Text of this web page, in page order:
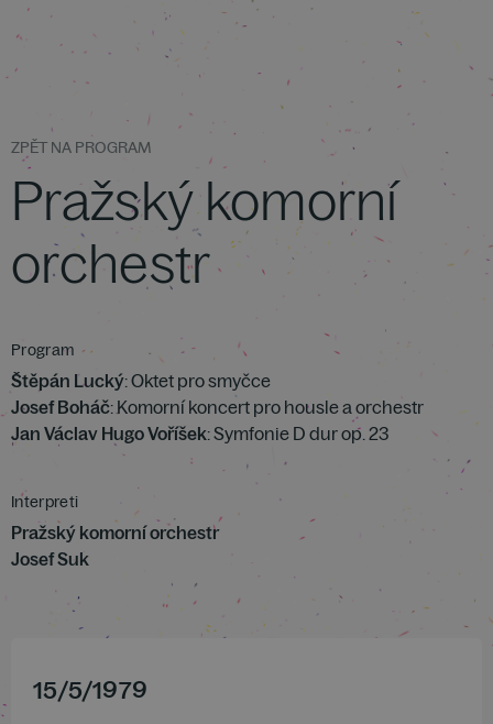
ZPĚT NA PROGRAM
Pražský komorní
orchestr
Program
Štěpán Lucký: Oktet pro smyčce
Josef Boháč: Komorní koncert pro housle a orchestr
Jan Václav Hugo Voříšek: Symfonie D dur op. 23
Interpreti
Pražský komorní orchestr
Josef Suk
15/5/1979